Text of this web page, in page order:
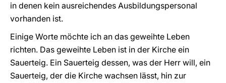
in denen kein ausreichendes Ausbildungspersonal
vorhanden ist.
Einige Worte möchte ich an das geweihte Leben
richten. Das geweihte Leben ist in der Kirche ein
Sauerteig. Ein Sauerteig dessen, was der Herr will, ein
Sauerteig, der die Kirche wachsen lässt, hin zur